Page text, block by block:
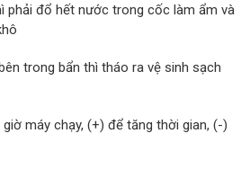
phải đổ hết nước trong cốc làm ẩm và
trong bẩn thì tháo ra vệ sinh sạch
máy chạy, (+) để tăng thời gian, (-)